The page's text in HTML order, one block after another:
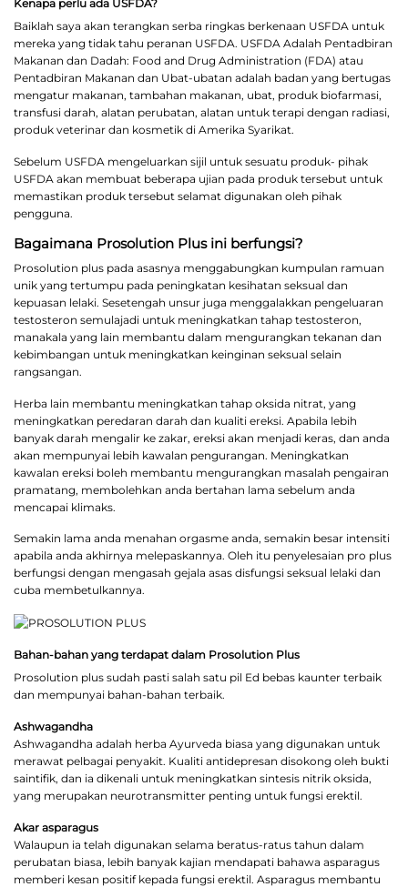
Kenapa perlu ada USFDA?
Baiklah saya akan terangkan serba ringkas berkenaan USFDA untuk
mereka yang tidak tahu peranan USFDA. USFDA Adalah Pentadbiran
Makanan dan Dadah: Food and Drug Administration (FDA) atau
Pentadbiran Makanan dan Ubat-ubatan adalah badan yang bertugas
mengatur makanan, tambahan makanan, ubat, produk biofarmasi,
transfusi darah, alatan perubatan, alatan untuk terapi dengan radiasi,
produk veterinar dan kosmetik di Amerika Syarikat.
Sebelum USFDA mengeluarkan sijil untuk sesuatu produk- pihak
USFDA akan membuat beberapa ujian pada produk tersebut untuk
memastikan produk tersebut selamat digunakan oleh pihak
pengguna.
Bagaimana Prosolution Plus ini berfungsi?
Prosolution plus pada asasnya menggabungkan kumpulan ramuan
unik yang tertumpu pada peningkatan kesihatan seksual dan
kepuasan lelaki. Sesetengah unsur juga menggalakkan pengeluaran
testosteron semulajadi untuk meningkatkan tahap testosteron,
manakala yang lain membantu dalam mengurangkan tekanan dan
kebimbangan untuk meningkatkan keinginan seksual selain
rangsangan.
Herba lain membantu meningkatkan tahap oksida nitrat, yang
meningkatkan peredaran darah dan kualiti ereksi. Apabila lebih
banyak darah mengalir ke zakar, ereksi akan menjadi keras, dan anda
akan mempunyai lebih kawalan pengurangan. Meningkatkan
kawalan ereksi boleh membantu mengurangkan masalah pengairan
pramatang, membolehkan anda bertahan lama sebelum anda
mencapai klimaks.
Semakin lama anda menahan orgasme anda, semakin besar intensiti
apabila anda akhirnya melepaskannya. Oleh itu penyelesaian pro plus
berfungsi dengan mengasah gejala asas disfungsi seksual lelaki dan
cuba membetulkannya.
Bahan-bahan yang terdapat dalam Prosolution Plus
Prosolution plus sudah pasti salah satu pil Ed bebas kaunter terbaik
dan mempunyai bahan-bahan terbaik.
Ashwagandha
Ashwagandha adalah herba Ayurveda biasa yang digunakan untuk
merawat pelbagai penyakit. Kualiti antidepresan disokong oleh bukti
saintifik, dan ia dikenali untuk meningkatkan sintesis nitrik oksida,
yang merupakan neurotransmitter penting untuk fungsi erektil.
Akar asparagus
Walaupun ia telah digunakan selama beratus-ratus tahun dalam
perubatan biasa, lebih banyak kajian mendapati bahawa asparagus
memberi kesan positif kepada fungsi erektil. Asparagus membantu